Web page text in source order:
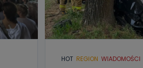
HOT REGION WIADOMOŚCI